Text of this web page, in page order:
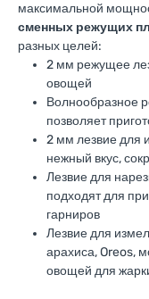
максимальной
сменных режущих
разных целей:
2 мм режущее
овощей
Волнообразное
позволяет
2 мм лезвие для
нежный вкус,
Лезвие для
подходят для
гарниров
Лезвие для
арахиса, Oreos,
овощей для